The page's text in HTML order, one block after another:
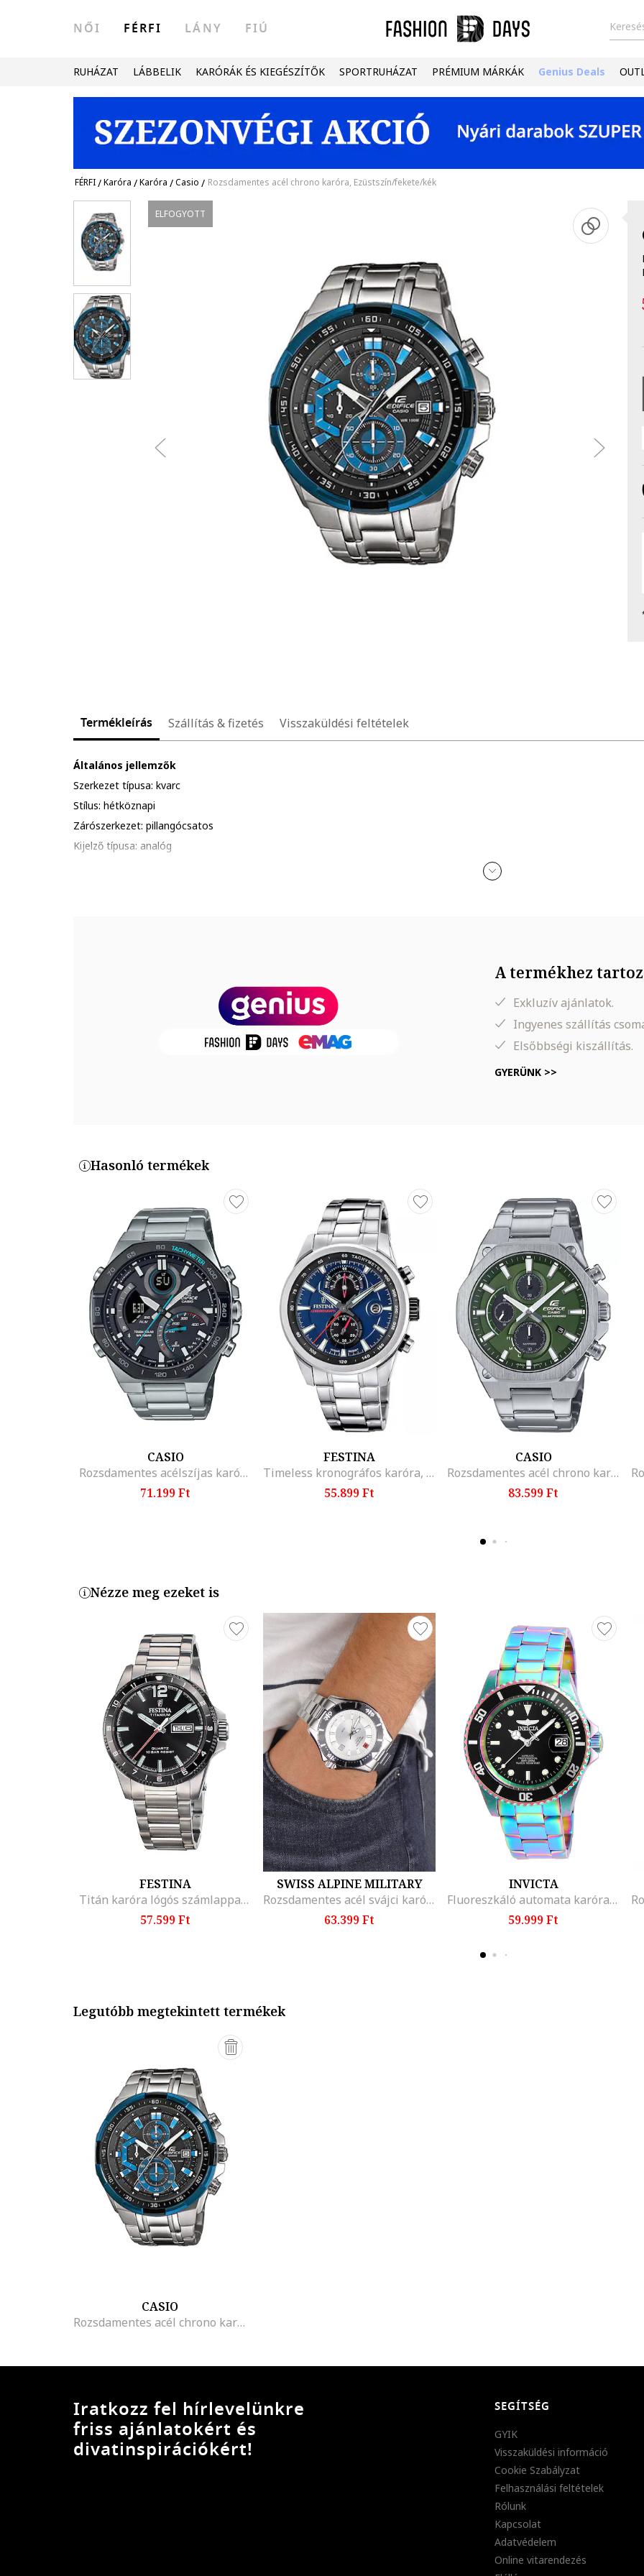
NŐI FÉRFI LÁNY FIÚ
RUHÁZAT LÁBBELIK KARÓRÁK ÉS KIEGÉSZÍTŐK SPORTRUHÁZAT PRÉMIUM MÁRKÁK Genius Deals
FÉRFI/Karóra /Karóra /Casio / Rozsdamentes acél chrono karóra, Ezüstszín/fekete/kék
ELFOGYOTT
Termékleírás Szállítás & fizetés Visszaküldési feltételek
Általános jellemzők
Szerkezet típusa: kvarc
Stílus: hétköznapi
Zárószerkezet: pillangócsatos
Kijelző típusa: analóg
Óraszámlap típusa: arab számok, vonalak
Szíj / Karkötő
Szíj/Karkötő anyaga: rozsdamentes acél
Szíj/karperec színe: ezüstszín/fekete/kék
Szíj/Karkötő Szélesség: 26 mm
Szíj/Karkötő hossza: 21 cm
Termékszám
EFR-539D-1A2
A termékhez
Exkluzív ajánlatok.
Ingyenes szállítás
Elsőbbségi kiszállítás.
GYERÜNK >>
Hasonló termékek
CASIO
Rozsdamentes acélszíjas karóra, Ezüstszín
71.199 Ft
FESTINA
Timeless kronográfos karóra, Ezüstszín
55.899 Ft
CASIO
Rozsdamentes acél chrono karóra, Ezüstszín
83.599 Ft
Nézze meg ezeket is
FESTINA
Titán karóra lógós számlappal, Ezüstszín/Fekete
57.599 Ft
SWISS ALPINE MILITARY
Rozsdamentes acél svájci karóra
63.399 Ft
INVICTA
Fluoreszkáló automata karóra, Türkiz
59.999 Ft
Legutóbb megtekintett termékek
CASIO
Rozsdamentes acél chrono karóra, Ezüstszín/fekete/kék
Iratkozz fel hírlevelünkre
friss ajánlatokért és
divatinspirációkért!
SEGÍTSÉG
GYIK
Visszaküldési információ
Cookie Szabályzat
Felhasználási feltételek
Rólunk
Kapcsolat
Adatvédelem
Online vitarendezés